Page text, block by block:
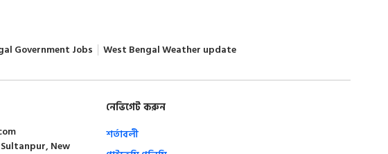
Government Jobs West Bengal Weather update
New
নেভিগেট করুন
শর্তাবলী